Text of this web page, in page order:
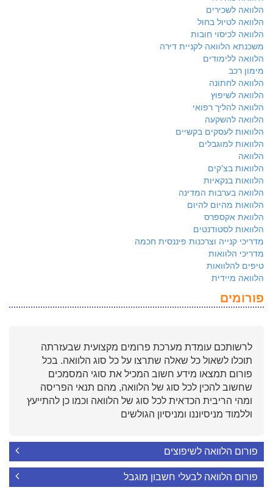
הלוואה לשכירים
הלוואה לטיול בחול
הלוואה לכיסוי חובות
משכנתא הלוואה לקניית דירה
הלוואה ללימודים
מימון רכב
הלוואה לחתונה
הלוואה לשיפוץ
הלוואה להליך רפואי
הלוואה להשקעה
הלוואות לעסקים בקשיים
הלוואות למוגבלים
הלוואה
הלוואות בצ'קים
הלוואות בנקאיות
הלוואה בערבות המדינה
הלוואות מהיום להיום
הלוואת אקספרס
הלוואות לסטודנטים
מדריכי קנייה וצרכנות פיננסית חכמה
מדריכי הלוואות
טיפים להלוואות
הלוואה מיידית
פורומים
לרשותכם עומדת מערכת פרומים מקצועית שבעזרתה
תוכלו לשאול כל שאלה שתרצו על כל סוג הלוואה. בכל
פורום תמצאו מידע חשוב המכיל את סוגי המסמכים
שחשוב להכין לכל סוג של הלוואה, מהם תנאי הפריסה
ומהי הריבית הכדאית לכל סוג של הלוואה וכמו כן להתייעץ
וללמוד מניסיוננו ומניסיון הגולשים
פורום הלוואה לשיפוצים
פורום הלוואה לבעלי חשבון מוגבל